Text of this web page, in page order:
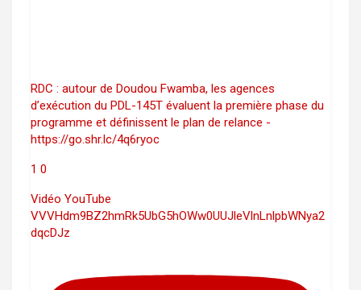
RDC : autour de Doudou Fwamba, les agences
d’exécution du PDL-145T évaluent la première phase du
programme et définissent le plan de relance -
https://go.shr.lc/4q6ryoc
1 0
Vidéo YouTube
VVVHdm9BZ2hmRk5UbG5hOWw0UUJleVlnLnlpbWNya2
dqcDJz